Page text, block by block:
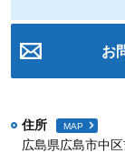
お
住所 MAP
広島県広島市中